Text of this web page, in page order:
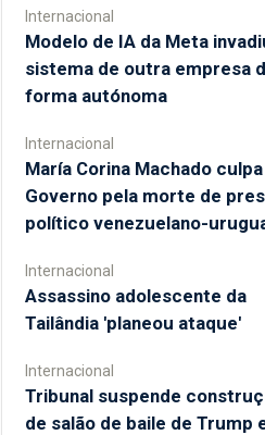
Internacional
Modelo de IA da Meta
sistema de outra empresa
forma autónoma
Internacional
María Corina Machado culpa
Governo pela morte de
político venezuelano-
Internacional
Assassino adolescente da
Tailândia 'planeou ataque'
Internacional
Tribunal suspende
de salão de baile de Trump